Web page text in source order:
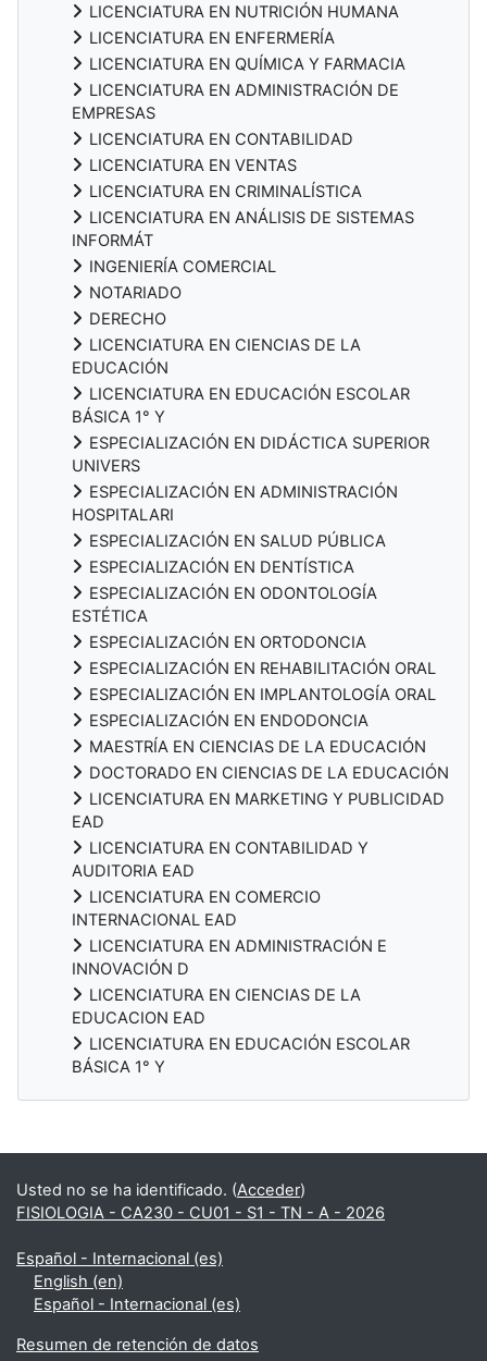
LICENCIATURA EN NUTRICIÓN HUMANA
LICENCIATURA EN ENFERMERÍA
LICENCIATURA EN QUÍMICA Y FARMACIA
LICENCIATURA EN ADMINISTRACIÓN DE
EMPRESAS
LICENCIATURA EN CONTABILIDAD
LICENCIATURA EN VENTAS
LICENCIATURA EN CRIMINALÍSTICA
LICENCIATURA EN ANÁLISIS DE SISTEMAS
INFORMÁT
INGENIERÍA COMERCIAL
NOTARIADO
DERECHO
LICENCIATURA EN CIENCIAS DE LA
EDUCACIÓN
LICENCIATURA EN EDUCACIÓN ESCOLAR
BÁSICA 1° Y
ESPECIALIZACIÓN EN DIDÁCTICA SUPERIOR
UNIVERS
ESPECIALIZACIÓN EN ADMINISTRACIÓN
HOSPITALARI
ESPECIALIZACIÓN EN SALUD PÚBLICA
ESPECIALIZACIÓN EN DENTÍSTICA
ESPECIALIZACIÓN EN ODONTOLOGÍA
ESTÉTICA
ESPECIALIZACIÓN EN ORTODONCIA
ESPECIALIZACIÓN EN REHABILITACIÓN ORAL
ESPECIALIZACIÓN EN IMPLANTOLOGÍA ORAL
ESPECIALIZACIÓN EN ENDODONCIA
MAESTRÍA EN CIENCIAS DE LA EDUCACIÓN
DOCTORADO EN CIENCIAS DE LA EDUCACIÓN
LICENCIATURA EN MARKETING Y PUBLICIDAD
EAD
LICENCIATURA EN CONTABILIDAD Y
AUDITORIA EAD
LICENCIATURA EN COMERCIO
INTERNACIONAL EAD
LICENCIATURA EN ADMINISTRACIÓN E
INNOVACIÓN D
LICENCIATURA EN CIENCIAS DE LA
EDUCACION EAD
LICENCIATURA EN EDUCACIÓN ESCOLAR
BÁSICA 1° Y
Bloques
Usted no se ha identificado. (Acceder)
FISIOLOGIA - CA230 - CU01 - S1 - TN - A - 2026
Español - Internacional ‎(es)‎
English ‎(en)‎
Español - Internacional ‎(es)‎
Resumen de retención de datos